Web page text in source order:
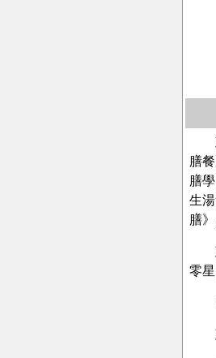
彭
膳
膳
生
膳
彭
零
彭